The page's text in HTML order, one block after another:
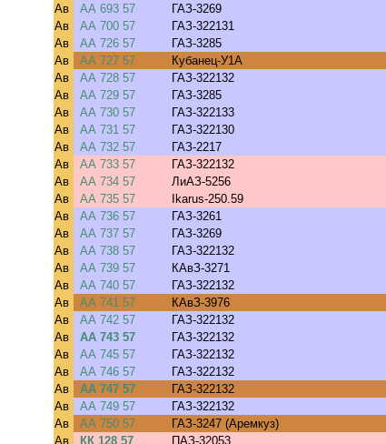
Ав
АА 693 57 ГАЗ-3269
Ав
АА 700 57 ГАЗ-322131
Ав
АА 726 57 ГАЗ-3285
Ав
АА 727 57 Кубанец-У1А
Ав
АА 728 57 ГАЗ-322132
Ав
АА 729 57 ГАЗ-3285
Ав
АА 730 57 ГАЗ-322133
Ав
АА 731 57 ГАЗ-322130
Ав
АА 732 57 ГАЗ-2217
Ав
АА 733 57 ГАЗ-322132
Ав
АА 734 57 ЛиАЗ-5256
Ав
АА 735 57 Ikarus-250.59
Ав
АА 736 57 ГАЗ-3261
Ав
АА 737 57 ГАЗ-3269
Ав
АА 738 57 ГАЗ-322132
Ав
АА 739 57 КАвЗ-3271
Ав
АА 740 57 ГАЗ-322132
Ав
АА 741 57 КАвЗ-3976
Ав
АА 742 57 ГАЗ-322132
Ав
АА 743 57 ГАЗ-322132
Ав
АА 745 57 ГАЗ-322132
Ав
АА 746 57 ГАЗ-322132
Ав
АА 747 57 ГАЗ-322132
Ав
АА 749 57 ГАЗ-322132
Ав
АА 750 57 ГАЗ-3247 (Аремкуз)
Ав
КК 128 57 ПАЗ-32053